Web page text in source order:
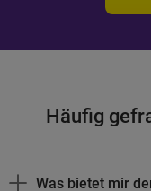
Häufig
Was bietet mir